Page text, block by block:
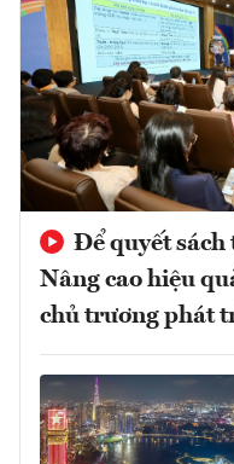
Để quyết
Nâng cao hiệu
chủ trương phát